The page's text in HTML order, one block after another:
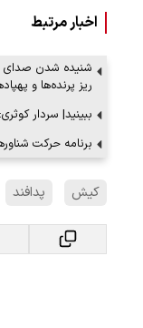
اخبار مرتبط
شنیده شدن صدای
ریز پرنده‌ها و
ببینید| سردار کوثری:
برنامه حرکت شناورهای
کیش پدافند